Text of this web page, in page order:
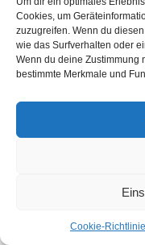
Cookies, um
zuzugreifen. Wenn du
wie das Surfverhalten oder
Wenn du deine Zustimmung
bestimmte Merkmale und
Cookie-Richtlinie